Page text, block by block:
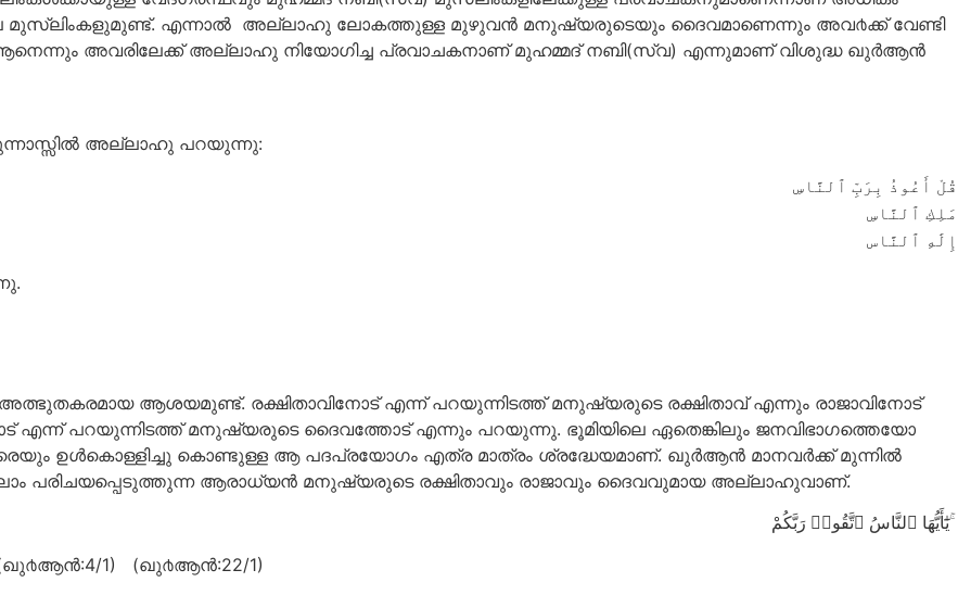
മുസ്ലിംകളുമുണ്ട്. എന്നാല്‍ അല്ലാഹു ലോകത്തുള്ള മുഴുവന്‍ മനുഷ്യരുടെയും ദൈവമാണെന്നും അവ൪ക്ക് വേണ്ടി
അവരിലേക്ക് അല്ലാഹു നിയോഗിച്ച പ്രവാചകനാണ് മുഹമ്മദ് നബി(സ്വ) എന്നുമാണ് വിശുദ്ധ ഖുര്‍ആന്‍
അല്ലാഹു പറയുന്നു:
قُلْ أَعُوذُ بِرَبِّ ٱلنَّاسِ
مَلِكِ ٱلنَّاسِ
إِلَٰهِ ٱلنَّاس
ആശയമുണ്ട്. രക്ഷിതാവിനോട് എന്ന് പറയുന്നിടത്ത് മനുഷ്യരുടെ രക്ഷിതാവ് എന്നും രാജാവിനോട്
പറയുന്നിടത്ത് മനുഷ്യരുടെ ദൈവത്തോട് എന്നും പറയുന്നു. ഭൂമിയിലെ ഏതെങ്കിലും ജനവിഭാഗത്തെയോ
ഉള്‍കൊള്ളിച്ചു കൊണ്ടുള്ള ആ പദപ്രയോഗം എത്ര മാത്രം ശ്രദ്ധേയമാണ്. ഖുര്‍ആന്‍ മാനവര്‍ക്ക് മുന്നില്‍
പരിചയപ്പെടുത്തുന്ന ആരാധ്യന്‍ മനുഷ്യരുടെ രക്ഷിതാവും രാജാവും ദൈവവുമായ അല്ലാഹുവാണ്.
يَٰٓأَيُّهَا ٱلنَّاسُ ٱتَّقُوا۟ رَبَّكُمْ ۚ
(ഖു൪ആന്‍:4/1) (ഖു൪ആന്‍:22/1)